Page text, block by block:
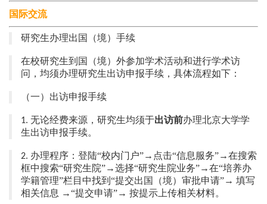
国际交流
研究生办理出国（境）手续
在校研究生到国（境）外参加学术活动和进行学术访
问，均须办理研究生出访申报手续，具体流程如下：
（一）出访申报手续
1. 无论经费来源，研究生均须于出访前办理北京大学学
生出访申报手续。
2. 办理程序：登陆“校内门户”→点击“信息服务”→在搜索
框中搜索“研究生院”→选择“研究生院业务”→在“培养办
学籍管理”栏目中找到“提交出国（境）审批申请”→ 填写
相关信息 →“提交申请”→ 按提示上传相关材料。